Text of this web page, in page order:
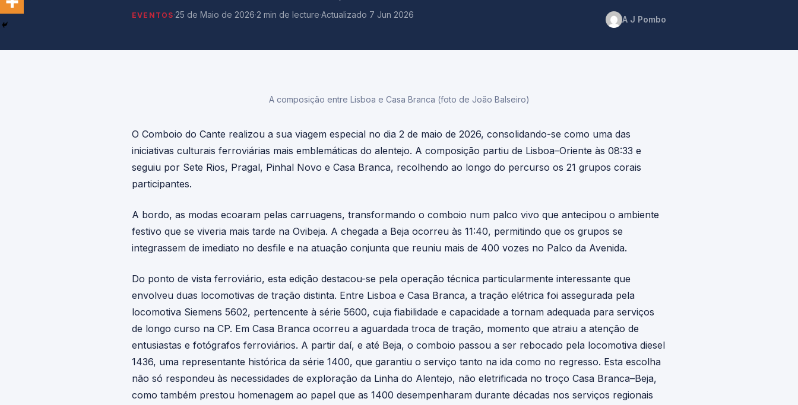
EVENTOS·25 de Maio de 2026·2 min de lecture·Actualizado 7 Jun 2026 A J Pombo
A composição entre Lisboa e Casa Branca (foto de João Balseiro)
O Comboio do Cante realizou a sua viagem especial no dia 2 de maio de 2026, consolidando-se como uma das
iniciativas culturais ferroviárias mais emblemáticas do alentejo. A composição partiu de Lisboa–Oriente às 08:33 e
seguiu por Sete Rios, Pragal, Pinhal Novo e Casa Branca, recolhendo ao longo do percurso os 21 grupos corais
participantes.
A bordo, as modas ecoaram pelas carruagens, transformando o comboio num palco vivo que antecipou o ambiente
festivo que se viveria mais tarde na Ovibeja. A chegada a Beja ocorreu às 11:40, permitindo que os grupos se
integrassem de imediato no desfile e na atuação conjunta que reuniu mais de 400 vozes no Palco da Avenida.
Do ponto de vista ferroviário, esta edição destacou-se pela operação técnica particularmente interessante que
envolveu duas locomotivas de tração distinta. Entre Lisboa e Casa Branca, a tração elétrica foi assegurada pela
locomotiva Siemens 5602, pertencente à série 5600, cuja fiabilidade e capacidade a tornam adequada para serviços
de longo curso na CP. Em Casa Branca ocorreu a aguardada troca de tração, momento que atraiu a atenção de
entusiastas e fotógrafos ferroviários. A partir daí, e até Beja, o comboio passou a ser rebocado pela locomotiva diesel
1436, uma representante histórica da série 1400, que garantiu o serviço tanto na ida como no regresso. Esta escolha
não só respondeu às necessidades de exploração da Linha do Alentejo, não eletrificada no troço Casa Branca–Beja,
como também prestou homenagem ao papel que as 1400 desempenharam durante décadas nos serviços regionais